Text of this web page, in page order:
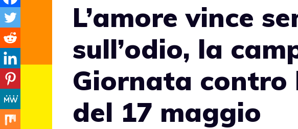
L’amore vince
sull’odio, la
Giornata contro
del 17 maggio